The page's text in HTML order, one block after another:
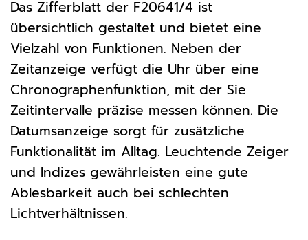
Das Zifferblatt der F20641/4 ist
übersichtlich gestaltet und bietet eine
Vielzahl von Funktionen. Neben der
Zeitanzeige verfügt die Uhr über eine
Chronographenfunktion, mit der Sie
Zeitintervalle präzise messen können. Die
Datumsanzeige sorgt für zusätzliche
Funktionalität im Alltag. Leuchtende Zeiger
und Indizes gewährleisten eine gute
Ablesbarkeit auch bei schlechten
Lichtverhältnissen.